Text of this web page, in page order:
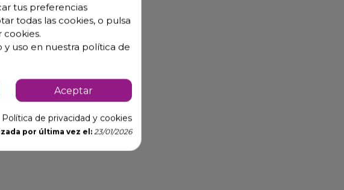
tus preferencias
todas las cookies, o pulsa
cookies.
y uso en nuestra política de
Aceptar
Política de privacidad y cookies
por última vez el:23/01/2026